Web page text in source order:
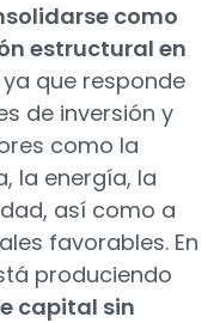
como
estructural en
ya que responde
de inversión y
como la
la energía, la
así como a
favorables. En
produciendo
capital sin